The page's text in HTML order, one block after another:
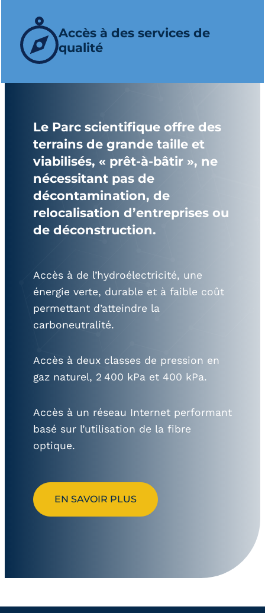
Accès à des services de
qualité
Le Parc scientifique offre des
terrains de grande taille et
viabilisés, « prêt-à-bâtir », ne
nécessitant pas de
décontamination, de
relocalisation d’entreprises ou
de déconstruction.
Accès à de l’hydroélectricité, une
énergie verte, durable et à faible coût
permettant d’atteindre la
carboneutralité.
Accès à deux classes de pression en
gaz naturel, 2 400 kPa et 400 kPa.
Accès à un réseau Internet performant
basé sur l’utilisation de la fibre
optique.
EN SAVOIR PLUS